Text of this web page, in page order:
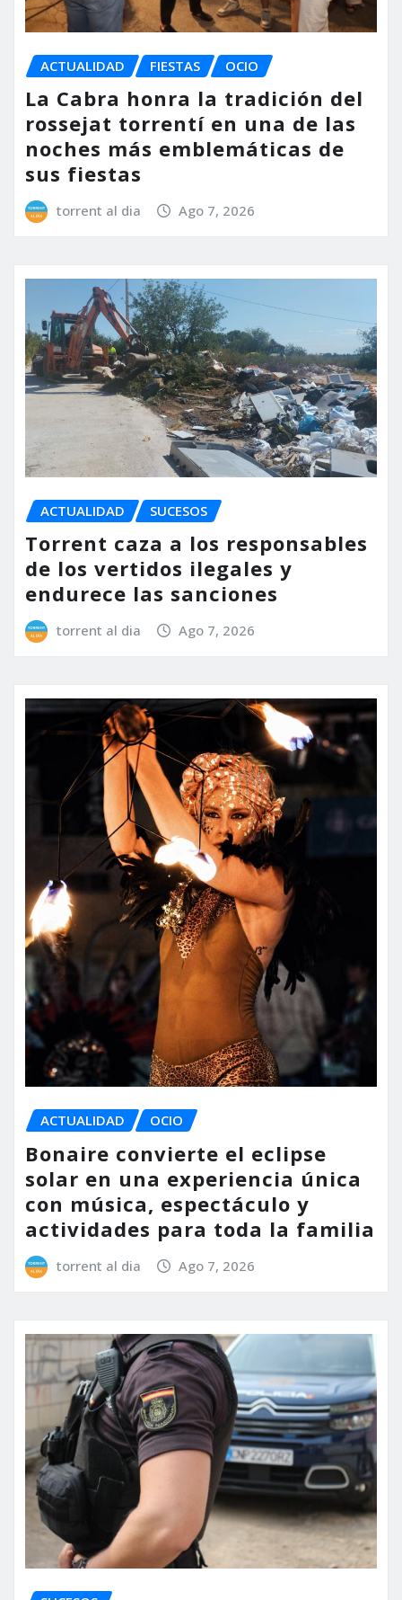
ACTUALIDAD FIESTAS OCIO
La Cabra honra la tradición del
rossejat torrentí en una de las
noches más emblemáticas de
sus fiestas
torrent al dia Ago 7, 2026
ACTUALIDAD SUCESOS
Torrent caza a los responsables
de los vertidos ilegales y
endurece las sanciones
torrent al dia Ago 7, 2026
ACTUALIDAD OCIO
Bonaire convierte el eclipse
solar en una experiencia única
con música, espectáculo y
actividades para toda la familia
torrent al dia Ago 7, 2026